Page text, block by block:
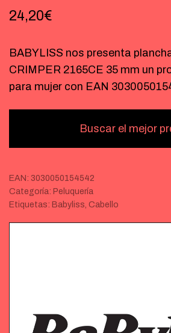
24,20€
BABYLISS nos presenta
CRIMPER 2165CE 35 mm un
para mujer con EAN
Buscar el mejor
EAN: 3030050154542
Categoría: Peluquería
Etiquetas: Babyliss, Cabello